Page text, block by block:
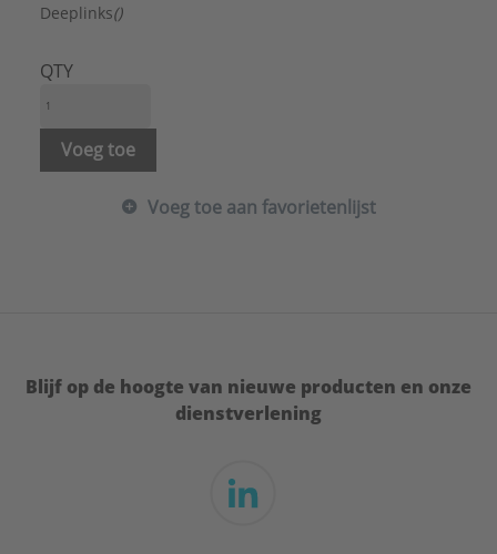
Met bevestigingsmateriaal:
Met reserverolhouder:
Profiel:
Uitvoering afdekrozet:
Verdekte bevestiging:
Closetrolhouder
Deeplinks()
QTY
Voeg toe
Voeg toe aan favorietenlijst
Blijf op de hoogte van nieuwe producten en onze
dienstverlening